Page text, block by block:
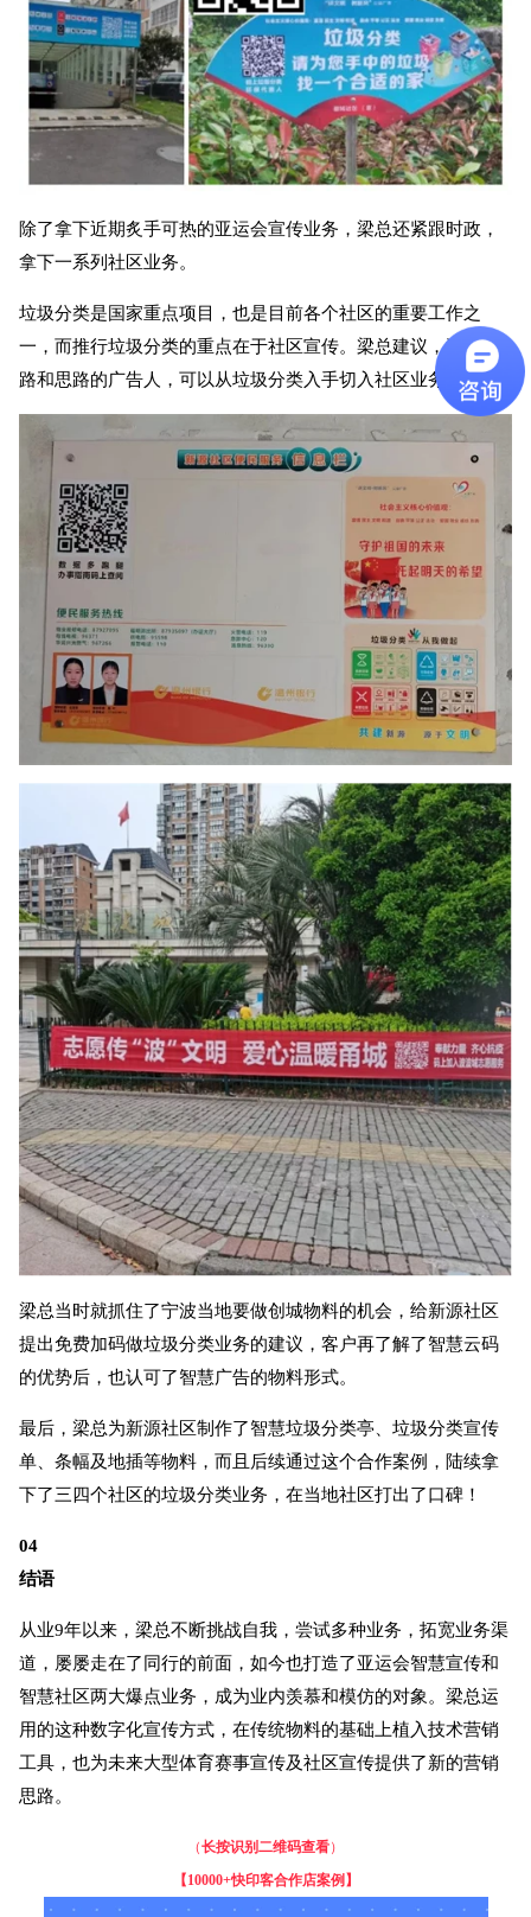
除了拿下近期炙手可热的亚运会宣传业务，梁总还紧跟时政，
拿下一系列社区业务。
垃圾分类是国家重点项目，也是目前各个社区的重要工作之
一，而推行垃圾分类的重点在于社区宣传。梁总建议，没有门
路和思路的广告人，可以从垃圾分类入手切入社区业务！
梁总当时就抓住了宁波当地要做创城物料的机会，给新源社区
提出免费加码做垃圾分类业务的建议，客户再了解了智慧云码
的优势后，也认可了智慧广告的物料形式。
最后，梁总为新源社区制作了智慧垃圾分类亭、垃圾分类宣传
单、条幅及地插等物料，而且后续通过这个合作案例，陆续拿
下了三四个社区的垃圾分类业务，在当地社区打出了口碑！
04
结语
从业9年以来，梁总不断挑战自我，尝试多种业务，拓宽业务渠
道，屡屡走在了同行的前面，如今也打造了亚运会智慧宣传和
智慧社区两大爆点业务，成为业内羡慕和模仿的对象。梁总运
用的这种数字化宣传方式，在传统物料的基础上植入技术营销
工具，也为未来大型体育赛事宣传及社区宣传提供了新的营销
思路。
（长按识别二维码查看）
【10000+快印客合作店案例】